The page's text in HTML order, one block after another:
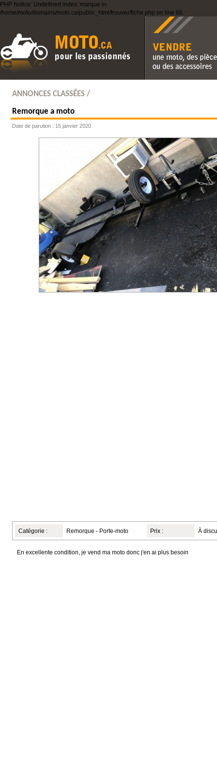
PHP Notice: Undefined index: marque in
/home/moto/domains/moto.ca/public_html/trouver/fiche.php on line 86
Vendre une moto, des
des accessoires
ANNONCES CLASSÉES /
Remorque a moto
Date de parution : 15 janvier 2020
Catégorie : Remorque - Porte-moto Prix : À
En excellente condition, je vend ma moto donc j'en ai plus besoin